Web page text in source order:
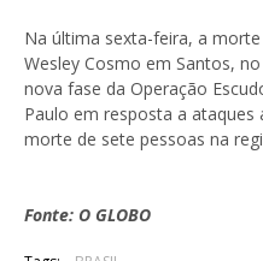
Na última sexta-feira, a
Wesley Cosmo em Santos,
nova fase da Operação
Paulo em resposta a ataques
morte de sete pessoas na
Fonte: O GLOBO